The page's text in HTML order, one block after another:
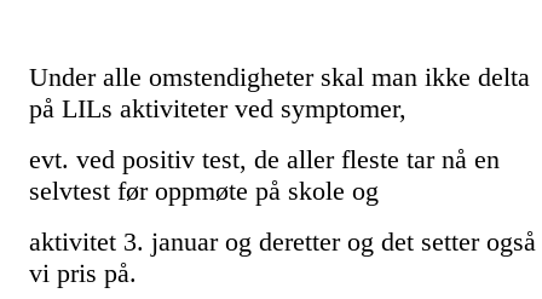
Under alle omstendigheter skal man ikke delta
på LILs aktiviteter ved symptomer,
evt. ved positiv test, de aller fleste tar nå en
selvtest før oppmøte på skole og
aktivitet 3. januar og deretter og det setter også
vi pris på.